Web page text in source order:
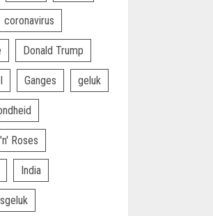
coronavirus
Donald Trump
Ganges geluk
Roses
India